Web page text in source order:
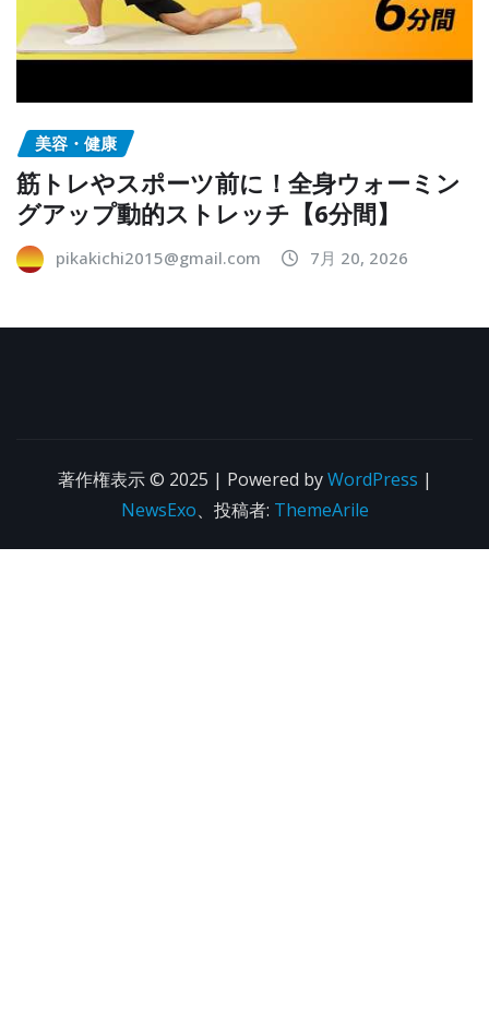
美容・健康
筋トレやスポーツ前に！全身ウォーミン
グアップ動的ストレッチ【6分間】
pikakichi2015@gmail.com 7月 20, 2026
著作権表示 © 2025 | Powered byWordPress |
NewsExo、投稿者: ThemeArile